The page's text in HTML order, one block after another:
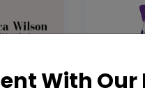
With Our